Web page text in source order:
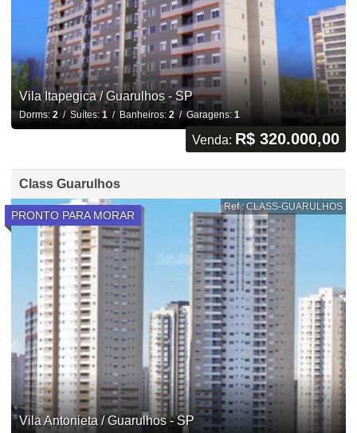
Vila Itapegica / Guarulhos - SP
Dorms: 2/ Suítes:1/ Banheiros: 2/ Garagens: 1
Venda: R$ 320.000,00
Class Guarulhos
PRONTO PARA MORAR
Ref.: CLASS-GUARULHOS
Vila Antonieta / Guarulhos - SP